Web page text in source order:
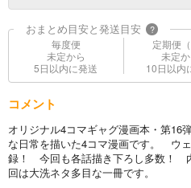
おまとめ目安と発送目安 ?
毎度便
未定から
5日以内に発送
定期便
未定
10日以内
コメント
オリジナル4コマギャグ漫画本・第
な日常を描いた4コマ漫画です。 ウ
録！ 今回も各話描き下ろし多数！
回は大洗ネタ多目な一冊です。